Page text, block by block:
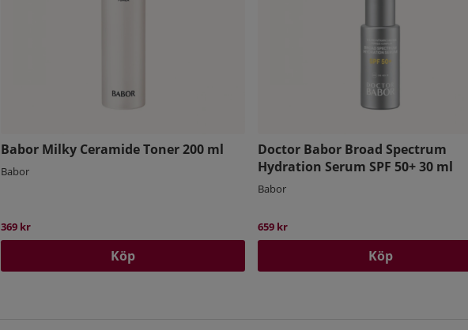
Babor Milky Ceramide Toner 200 ml
Babor
369 kr
Köp
Doctor Babor Broad Spectrum
Hydration Serum SPF 50+ 30 ml
Babor
659 kr
Köp